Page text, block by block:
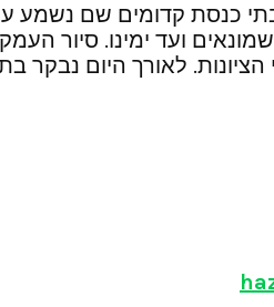
כנסת קדומים שם נשמע
ועד ימינו. סיור
לאורך היום נבקר